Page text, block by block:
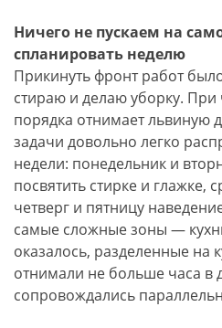
Ничего не пускаем на
спланировать неделю
Прикинуть фронт работ
стираю и делаю уборку.
порядка отнимает львиную
задачи довольно легко
недели: понедельник и
посвятить стирке и глажке,
четверг и пятницу
самые сложные зоны —
оказалось, разделенные на
отнимали не больше часа в
сопровождались